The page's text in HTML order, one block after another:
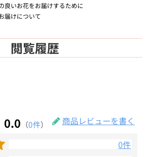
良いお花をお届けするために
届けについて
閲覧履歴
0.0 （0件）
商品レビューを書く
0件